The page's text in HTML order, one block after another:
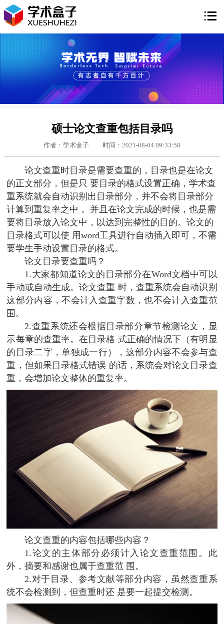

硕士论文查重包括目录吗
作者：学术盒子 时间：2021-08-04 09:33:58
论文查重时目录是需要查重的，目录也是在论文
的正文部分，但是只 要目录的格式设置正确，学术查
重系统就会自动识别出目录部分，并不会将目录部分
计算到重复率之中 。并且在论文完成的时候，也是需
要将目录放入论文中，以达到完整性的目的。论文的
目录格式可以使 用word工具进行自动插入即可，不需
要学生手动设置目录的格式。
论文目录要查重吗？
1.大家都知道论文的目录部分在Word文档中可以
手动或自动生成。论文查重 时，查重系统会自动识别
这部分内容，不会计入查重字数，也不会计入查重范
围。
2.查重系统还会根据目录部分章节检测论文，显
示每章的查重率。在目录格 式正确的情况下（有明显
的目录二字，单独成一行），这部分内容不会参与查
重，但如果目录格式错误 的话，系统会对论文目录查
重，会增加论文整体的重复率。
论文查重的内容包括哪些内容？
1.论文的主体部分必须计入论文查重范围。此
外，摘要和感谢也属于查重范 围。
2.对于目录、参考文献等部分内容，虽然查重系
统不会检测到，但查重时还 是要一起提交检测。